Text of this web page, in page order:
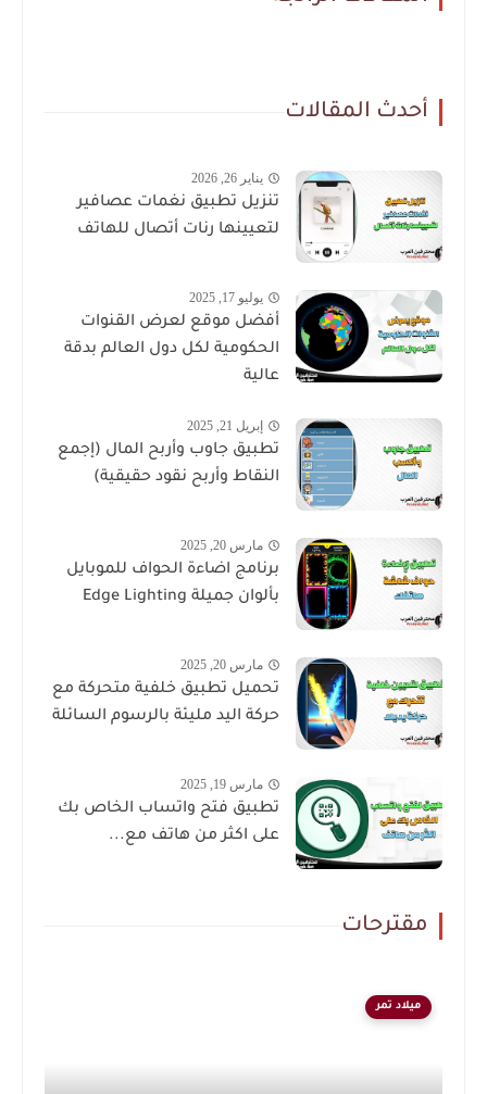
أحدث المقالات
يناير 26, 2026
تنزيل تطبيق نغمات عصافير
لتعيينها رنات أتصال للهاتف
يوليو 17, 2025
أفضل موقع لعرض القنوات
الحكومية لكل دول العالم بدقة
عالية
إبريل 21, 2025
تطبيق جاوب وأربح المال (إجمع
النقاط وأربح نقود حقيقية)
مارس 20, 2025
برنامج اضاءة الحواف للموبايل
بألوان جميلة Edge Lighting
مارس 20, 2025
تحميل تطبيق خلفية متحركة مع
حركة اليد مليئة بالرسوم السائلة
مارس 19, 2025
تطبيق فتح واتساب الخاص بك
على اكثر من هاتف مع...
مقترحات
ميلاد تمر